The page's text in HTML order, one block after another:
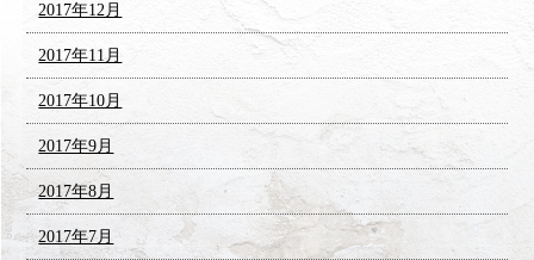
2017年12月
2017年11月
2017年10月
2017年9月
2017年8月
2017年7月